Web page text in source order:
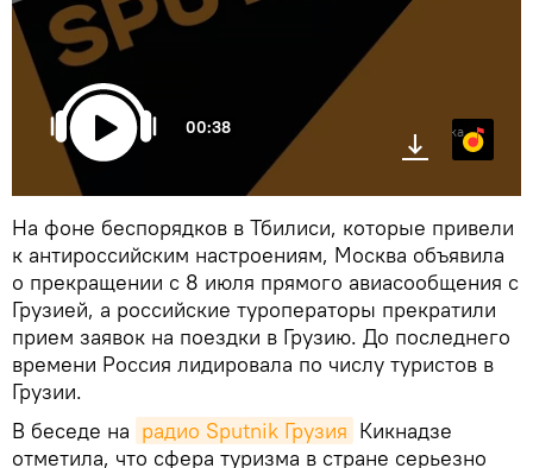
00:38 Яндекс.Музыка
На фоне беспорядков в Тбилиси, которые привели
к антироссийским настроениям, Москва объявила
о прекращении с 8 июля прямого авиасообщения с
Грузией, а российские туроператоры прекратили
прием заявок на поездки в Грузию. До последнего
времени Россия лидировала по числу туристов в
Грузии.
В беседе на радио Sputnik Грузия Кикнадзе
отметила, что сфера туризма в стране серьезно